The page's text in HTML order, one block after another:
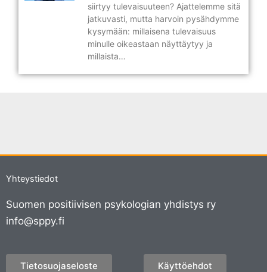
siirtyy tulevaisuuteen? Ajattelemme sitä
jatkuvasti, mutta harvoin pysähdymme
kysymään: millaisena tulevaisuus
minulle oikeastaan näyttäytyy ja
millaista…
Yhteystiedot
Suomen positiivisen psykologian yhdistys ry
info@sppy.fi
Tietosuojaseloste Käyttöehdot